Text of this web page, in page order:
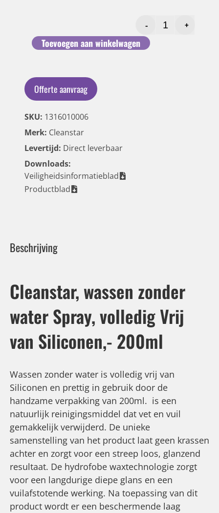
-
+
Toevoegen aan winkelwagen
Offerte aanvraag
SKU: 1316010006
Merk: Cleanstar
Levertijd: Direct leverbaar
Downloads:
Veiligheidsinformatieblad
Productblad
Beschrijving
Cleanstar, wassen zonder
water Spray, volledig Vrij
van Siliconen,- 200ml
Wassen zonder water is volledig vrij van
Siliconen en prettig in gebruik door de
handzame verpakking van 200ml. is een
natuurlijk reinigingsmiddel dat vet en vuil
gemakkelijk verwijderd. De unieke
samenstelling van het product laat geen krassen
achter en zorgt voor een streep loos, glanzend
resultaat. De hydrofobe waxtechnologie zorgt
voor een langdurige diepe glans en een
vuilafstotende werking. Na toepassing van dit
product wordt er een beschermende laag